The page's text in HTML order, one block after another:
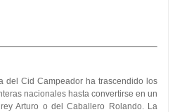
del Cid Campeador ha trascendido los
nacionales hasta convertirse en un
Arturo o del Caballero Rolando. La